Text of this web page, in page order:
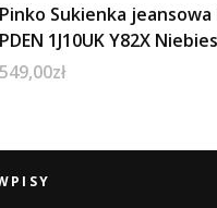
Pinko Sukienka jeansowa
PDEN 1J10UK Y82X
549,00zł